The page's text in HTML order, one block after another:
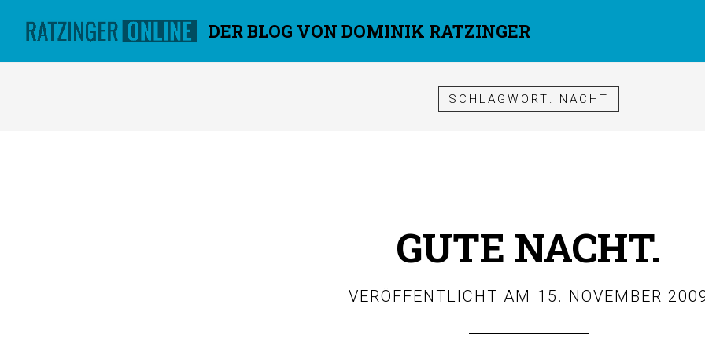
DER BLOG VON DOMINIK RATZINGER
SCHLAGWORT: NACHT
GUTE NACHT.
VERÖFFENTLICHT AM 15. NOVEMBER